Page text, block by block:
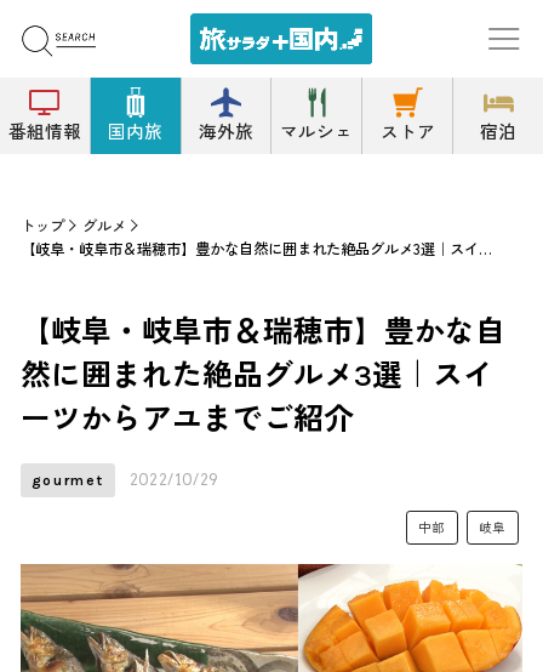
番組情報 国内旅 海外旅 マルシェ ストア 宿泊
トップ
グルメ
【岐阜・岐阜市＆瑞穂市】豊かな自然に囲まれた絶品グルメ3選｜スイーツからアユまでご紹介
【岐阜・岐阜市＆瑞穂市】豊かな自
然に囲まれた絶品グルメ3選｜スイ
ーツからアユまでご紹介
gourmet 2022/10/29
中部 岐阜